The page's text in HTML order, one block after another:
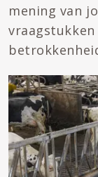
mening van